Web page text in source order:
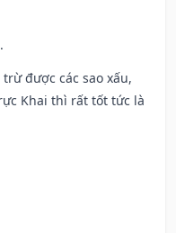
được các sao xấu,
Khai thì rất tốt tức là